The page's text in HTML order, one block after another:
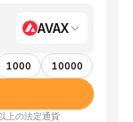
AVAX
1000 10000
上の法定通貨